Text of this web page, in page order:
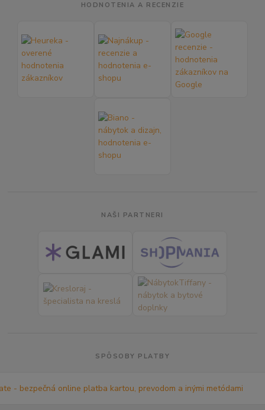
HODNOTENIA A RECENZIE
NAŠI PARTNERI
SPÔSOBY PLATBY